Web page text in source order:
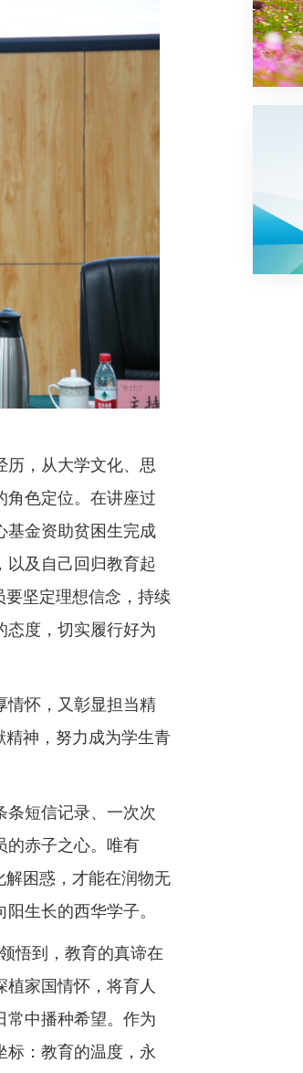
历，从大学文化、思
角色定位。在讲座过
基金资助贫困生完成
以及自己回归教育起
要坚定理想信念，持续
态度，切实履行好为
情怀，又彰显担当精
精神，努力成为学生青
条短信记录、一次次
的赤子之心。唯有
解困惑，才能在润物无
生长的西华学子。
悟到，教育的真谛在
家国情怀，将育人
常中播种希望。作为
标：教育的温度，永